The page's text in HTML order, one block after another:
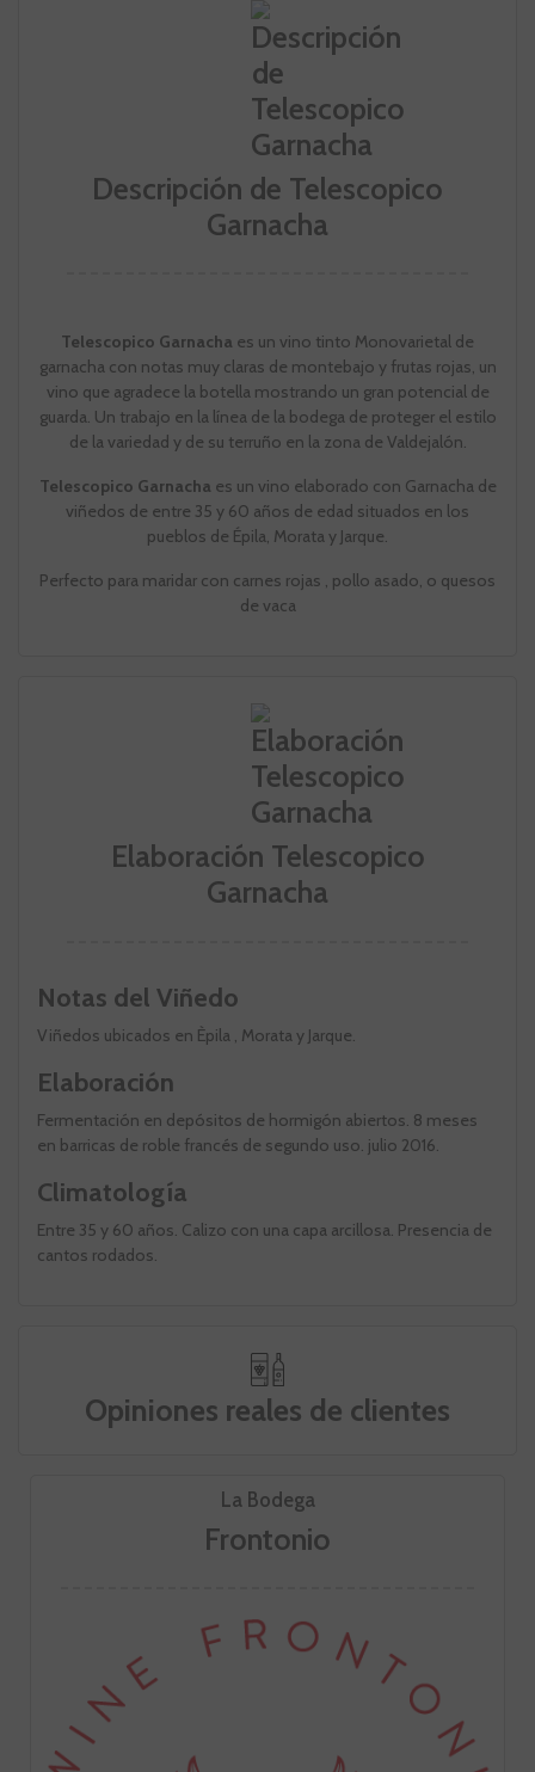
La Bodega
Frontonio
Descripción de Telescopico
Garnacha
Telescopico Garnacha es un vino tinto Monovarietal de
garnacha con notas muy claras de montebajo y frutas rojas, un
vino que agradece la botella mostrando un gran potencial de
guarda. Un trabajo en la línea de la bodega de proteger el estilo
de la variedad y de su terruño en la zona de Valdejalón.
Telescopico Garnacha es un vino elaborado con Garnacha de
viñedos de entre 35 y 60 años de edad situados en los
pueblos de Épila, Morata y Jarque.
Perfecto para maridar con carnes rojas , pollo asado, o quesos
de vaca
Elaboración Telescopico
Garnacha
Notas del Viñedo
Viñedos ubicados en Èpila , Morata y Jarque.
Elaboración
Fermentación en depósitos de hormigón abiertos. 8 meses
en barricas de roble francés de segundo uso. julio 2016.
Climatología
Entre 35 y 60 años. Calizo con una capa arcillosa. Presencia de
cantos rodados.
Opiniones reales de clientes